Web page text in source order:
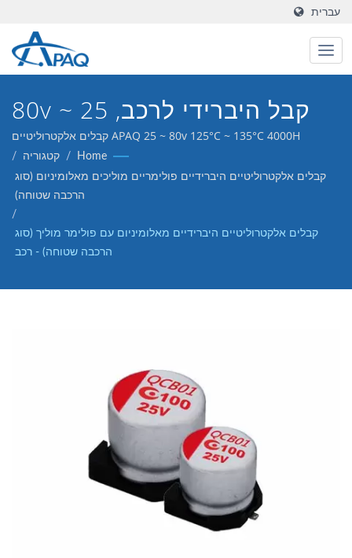
עברית
קבל היברידי לרכב, 25 ~ 80v
125°C ~ 135°C 4000H
APAQ 25 ~ 80v 125°C ~ 135°C 4000H קבלים אלקטרוליטיים
היברידיים מאלומיניום עם פולימר מוליך - רכב
Home
/ קטגוריה
/
קבלים אלקטרוליטיים היברידיים פולימריים מוליכים מאלומיניום (סוג
הרכבה שטוחה)
/
קבלים אלקטרוליטיים היברידיים מאלומיניום עם פולימר מוליך (סוג
הרכבה שטוחה) - רכב